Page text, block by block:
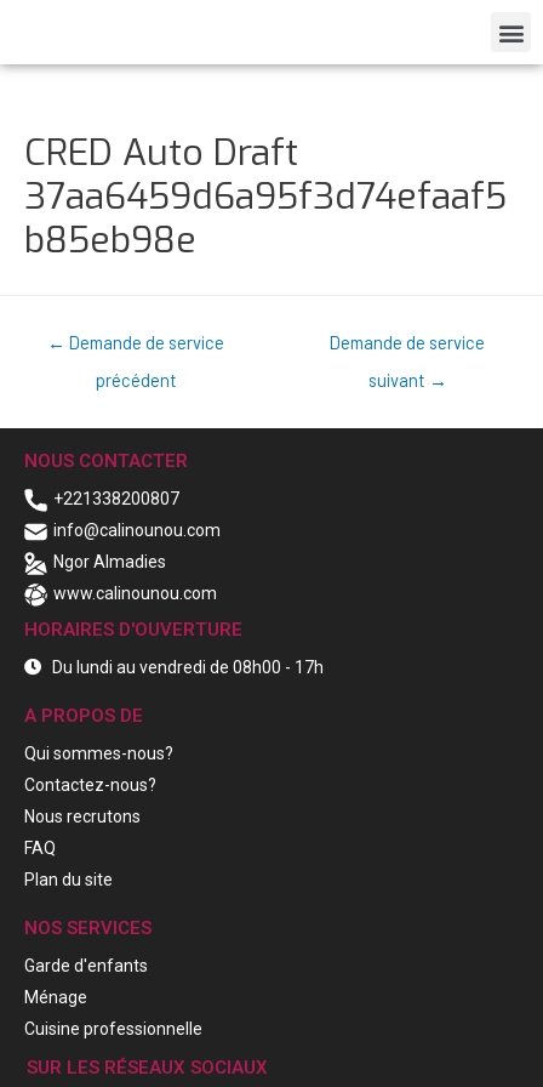
CRED Auto Draft
37aa6459d6a95f3d74efaaf5
b85eb98e
← Demande de service
précédent
Demande de service
suivant →
NOUS CONTACTER
+221338200807
info@calinounou.com
Ngor Almadies
www.calinounou.com
HORAIRES D'OUVERTURE
Du lundi au vendredi de 08h00 - 17h
A PROPOS DE
Qui sommes-nous?
Contactez-nous?
Nous recrutons
FAQ
Plan du site
NOS SERVICES
Garde d'enfants
Ménage
Cuisine professionnelle
SUR LES RÉSEAUX SOCIAUX